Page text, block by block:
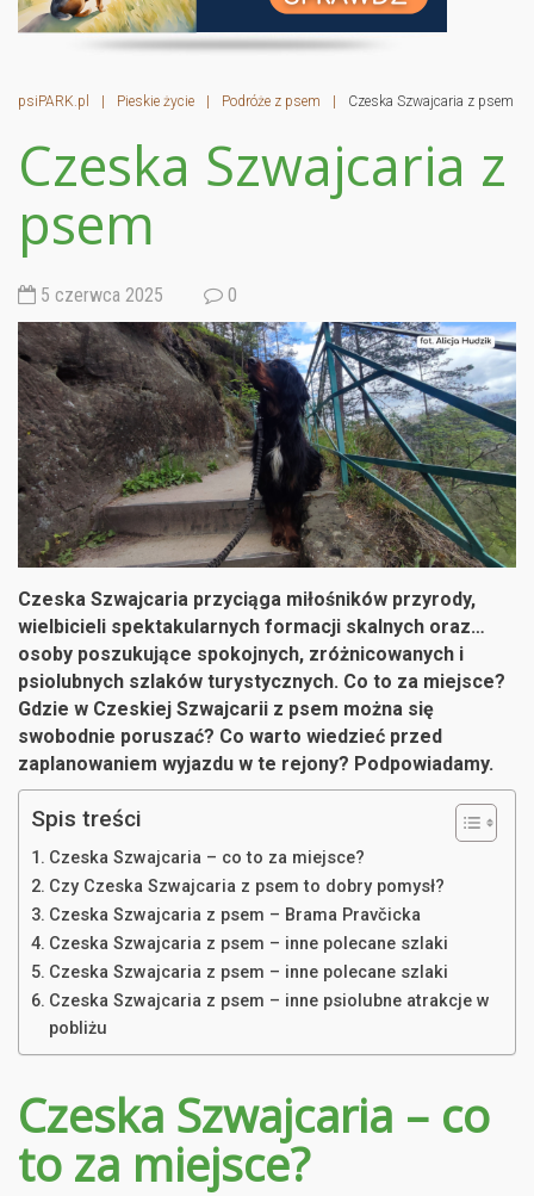
psiPARK.pl | Pieskie życie | Podróże z psem | Czeska Szwajcaria z psem
Czeska Szwajcaria z
psem
5 czerwca 2025 0
Czeska Szwajcaria przyciąga miłośników przyrody,
wielbicieli spektakularnych formacji skalnych oraz…
osoby poszukujące spokojnych, zróżnicowanych i
psiolubnych szlaków turystycznych. Co to za miejsce?
Gdzie w Czeskiej Szwajcarii z psem można się
swobodnie poruszać? Co warto wiedzieć przed
zaplanowaniem wyjazdu w te rejony? Podpowiadamy.
Spis treści
Czeska Szwajcaria – co to za miejsce?
Czy Czeska Szwajcaria z psem to dobry pomysł?
Czeska Szwajcaria z psem – Brama Pravčicka
Czeska Szwajcaria z psem – inne polecane szlaki
Czeska Szwajcaria z psem – inne polecane szlaki
Czeska Szwajcaria z psem – inne psiolubne atrakcje w
pobliżu
Czeska Szwajcaria – co
to za miejsce?